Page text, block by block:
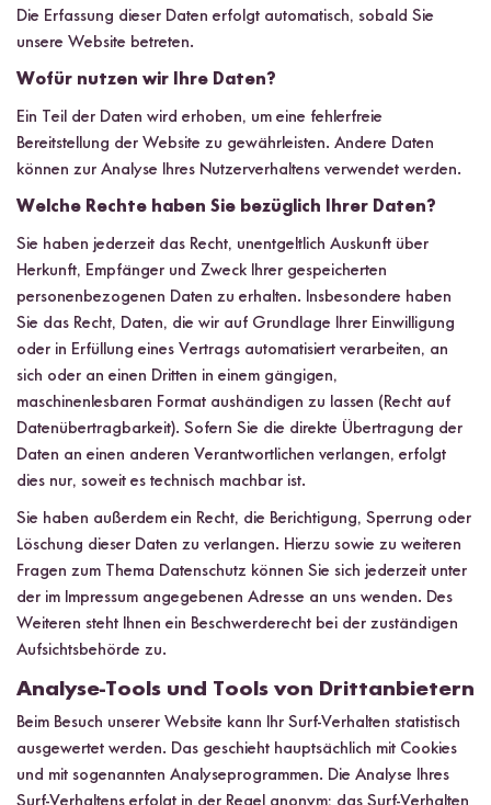
Die Erfassung dieser Daten erfolgt automatisch, sobald Sie
unsere Website betreten.
Wofür nutzen wir Ihre Daten?
Ein Teil der Daten wird erhoben, um eine fehlerfreie
Bereitstellung der Website zu gewährleisten. Andere Daten
können zur Analyse Ihres Nutzerverhaltens verwendet werden.
Welche Rechte haben Sie bezüglich Ihrer Daten?
Sie haben jederzeit das Recht, unentgeltlich Auskunft über
Herkunft, Empfänger und Zweck Ihrer gespeicherten
personenbezogenen Daten zu erhalten. Insbesondere haben
Sie das Recht, Daten, die wir auf Grundlage Ihrer Einwilligung
oder in Erfüllung eines Vertrags automatisiert verarbeiten, an
sich oder an einen Dritten in einem gängigen,
maschinenlesbaren Format aushändigen zu lassen (Recht auf
Datenübertragbarkeit). Sofern Sie die direkte Übertragung der
Daten an einen anderen Verantwortlichen verlangen, erfolgt
dies nur, soweit es technisch machbar ist.
Sie haben außerdem ein Recht, die Berichtigung, Sperrung oder
Löschung dieser Daten zu verlangen. Hierzu sowie zu weiteren
Fragen zum Thema Datenschutz können Sie sich jederzeit unter
der im Impressum angegebenen Adresse an uns wenden. Des
Weiteren steht Ihnen ein Beschwerderecht bei der zuständigen
Aufsichtsbehörde zu.
Analyse-Tools und Tools von Drittanbietern
Beim Besuch unserer Website kann Ihr Surf-Verhalten statistisch
ausgewertet werden. Das geschieht hauptsächlich mit Cookies
und mit sogenannten Analyseprogrammen. Die Analyse Ihres